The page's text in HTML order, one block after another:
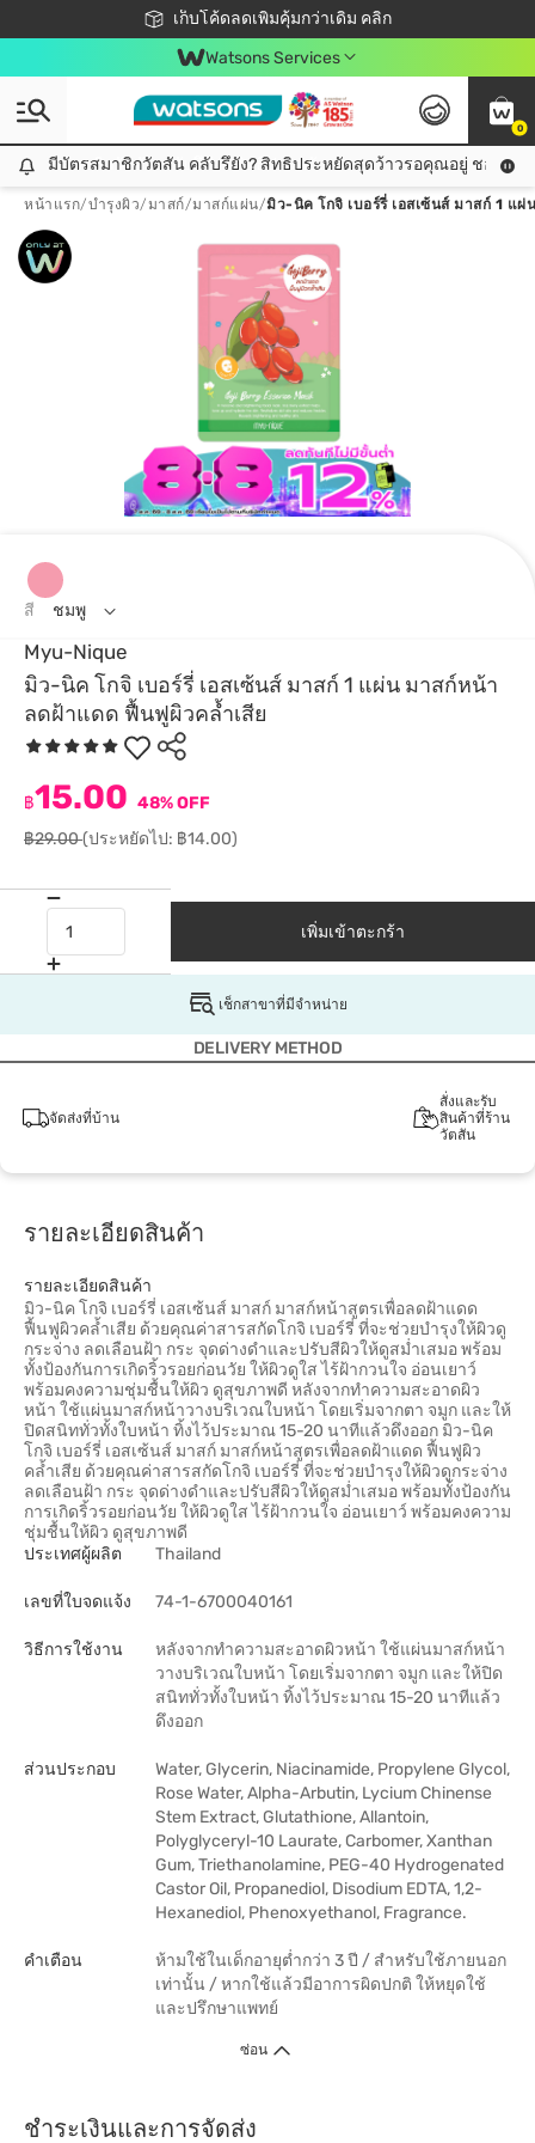
เก็บโค้ดลดเพิ่มคุ้มกว่าเดิม คลิก
ชอปออนไลน์ครั้งแรก ลดเพิ่มจุก ๆ 10%! 🎉
📦ส่งฟรี! เมื่อชอป 499฿
สมาชิกวัตสัน คลับดียังไง?
Watsons Services
0
มีบัตรสมาชิกวัตสัน คลับรึยัง? สิทธิประหยัดสุดว้าวรอคุณอยู่ ชอปคุ้มกว่าเดิม คลิก!
มีบัตรสมาชิกวัตสัน คลับรึยัง? สิทธิประหยัดสุดว้าวรอคุณอยู่ ชอปคุ้มก
หน้าแรก/บำรุงผิว/มาสก์/มาสก์แผ่น/มิว-นิค โกจิ เบอร์รี่ เอสเซ้นส์ มาสก์ 1 แ
Myu-Nique
มิว-นิค โกจิ เบอร์รี่ เอสเซ้นส์ มาสก์ 1 แผ่น มาสก์หน้า
ลดฝ้าแดด ฟื้นฟูผิวคล้ำเสีย
฿15.00 48% OFF
฿29.00(ประหยัดไป: ฿14.00)
สี ชมพู
เพิ่มเข้าตะกร้า
เช็กสาขาที่มีจำหน่าย
DELIVERY METHOD
จัดส่งที่บ้าน
สั่งและรับ
สินค้าที่ร้าน
วัตสัน
รายละเอียดสินค้า
รายละเอียดสินค้า
มิว-นิค โกจิ เบอร์รี่ เอสเซ้นส์ มาสก์ มาสก์หน้าสูตรเพื่อลดฝ้าแดด
ฟื้นฟูผิวคล้ำเสีย ด้วยคุณค่าสารสกัดโกจิ เบอร์รี่ ที่จะช่วยบำรุงให้ผิวดู
กระจ่าง ลดเลือนฝ้า กระ จุดด่างดำและปรับสีผิวให้ดูสม่ำเสมอ พร้อม
ทั้งป้องกันการเกิดริ้วรอยก่อนวัย ให้ผิวดูใส ไร้ฝ้ากวนใจ อ่อนเยาว์
พร้อมคงความชุ่มชื้นให้ผิว ดูสุขภาพดี หลังจากทำความสะอาดผิว
หน้า ใช้แผ่นมาสก์หน้าวางบริเวณใบหน้า โดยเริ่มจากตา จมูก และให้
ปิดสนิททั่วทั้งใบหน้า ทิ้งไว้ประมาณ 15-20 นาทีแล้วดึงออก มิว-นิค
โกจิ เบอร์รี่ เอสเซ้นส์ มาสก์ มาสก์หน้าสูตรเพื่อลดฝ้าแดด ฟื้นฟูผิว
คล้ำเสีย ด้วยคุณค่าสารสกัดโกจิ เบอร์รี่ ที่จะช่วยบำรุงให้ผิวดูกระจ่าง
ลดเลือนฝ้า กระ จุดด่างดำและปรับสีผิวให้ดูสม่ำเสมอ พร้อมทั้งป้องกัน
การเกิดริ้วรอยก่อนวัย ให้ผิวดูใส ไร้ฝ้ากวนใจ อ่อนเยาว์ พร้อมคงความ
ชุ่มชื้นให้ผิว ดูสุขภาพดี
ประเทศผู้ผลิต
Thailand
เลขที่ใบจดแจ้ง 74-1-6700040161
วิธีการใช้งาน
หลังจากทำความสะอาดผิวหน้า ใช้แผ่นมาสก์หน้า
วางบริเวณใบหน้า โดยเริ่มจากตา จมูก และให้ปิด
สนิททั่วทั้งใบหน้า ทิ้งไว้ประมาณ 15-20 นาทีแล้ว
ดึงออก
ส่วนประกอบ
Water, Glycerin, Niacinamide, Propylene Glycol,
Rose Water, Alpha-Arbutin, Lycium Chinense
Stem Extract, Glutathione, Allantoin,
Polyglyceryl-10 Laurate, Carbomer, Xanthan
Gum, Triethanolamine, PEG-40 Hydrogenated
Castor Oil, Propanediol, Disodium EDTA, 1,2-
Hexanediol, Phenoxyethanol, Fragrance.
คำเตือน
ห้ามใช้ในเด็กอายุต่ำกว่า 3 ปี / สำหรับใช้ภายนอก
เท่านั้น / หากใช้แล้วมีอาการผิดปกติ ให้หยุดใช้
และปรึกษาแพทย์
ซ่อน
ชำระเงินและการจัดส่ง